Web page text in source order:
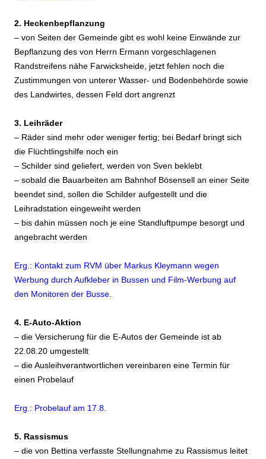
2. Heckenbepflanzung
– von Seiten der Gemeinde gibt es wohl keine Einwände zur
Bepflanzung des von Herrn Ermann vorgeschlagenen
Randstreifens nähe Farwicksheide, jetzt fehlen noch die
Zustimmungen von unterer Wasser- und Bodenbehörde sowie
des Landwirtes, dessen Feld dort angrenzt
3. Leihräder
– Räder sind mehr oder weniger fertig; bei Bedarf bringt sich
die Flüchtlingshilfe noch ein
– Schilder sind geliefert, werden von Sven beklebt
– sobald die Bauarbeiten am Bahnhof Bösensell an einer Seite
beendet sind, sollen die Schilder aufgestellt und die
Leihradstation eingeweiht werden
– bis dahin müssen noch je eine Standluftpumpe besorgt und
angebracht werden
Erg.: Kontakt zum RVM über Markus Kleymann wegen
Werbung durch Aufkleber in Bussen und Film-Werbung auf
den Monitoren der Busse.
4. E-Auto-Aktion
– die Versicherung für die E-Autos der Gemeinde ist ab
22.08.20 umgestellt
– die Ausleihverantwortlichen vereinbaren eine Termin für
einen Probelauf
Erg.: Probelauf am 17.8.
5. Rassismus
– die von Bettina verfasste Stellungnahme zu Rassismus leitet